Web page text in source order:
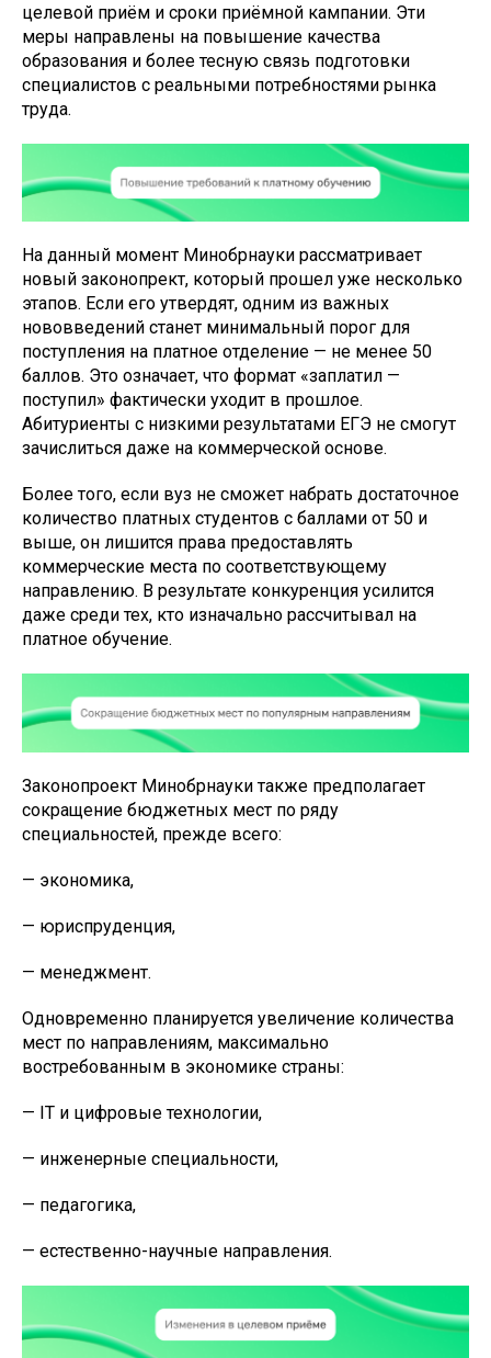
целевой приём и сроки приёмной кампании. Эти
меры направлены на повышение качества
образования и более тесную связь подготовки
специалистов с реальными потребностями рынка
труда.
На данный момент Минобрнауки рассматривает
новый законопрект, который прошел уже несколько
этапов. Если его утвердят, одним из важных
нововведений станет минимальный порог для
поступления на платное отделение — не менее 50
баллов. Это означает, что формат «заплатил —
поступил» фактически уходит в прошлое.
Абитуриенты с низкими результатами ЕГЭ не смогут
зачислиться даже на коммерческой основе.
Более того, если вуз не сможет набрать достаточное
количество платных студентов с баллами от 50 и
выше, он лишится права предоставлять
коммерческие места по соответствующему
направлению. В результате конкуренция усилится
даже среди тех, кто изначально рассчитывал на
платное обучение.
Законопроект Минобрнауки также предполагает
сокращение бюджетных мест по ряду
специальностей, прежде всего:
— экономика,
— юриспруденция,
— менеджмент.
Одновременно планируется увеличение количества
мест по направлениям, максимально
востребованным в экономике страны:
— IT и цифровые технологии,
— инженерные специальности,
— педагогика,
— естественно-научные направления.